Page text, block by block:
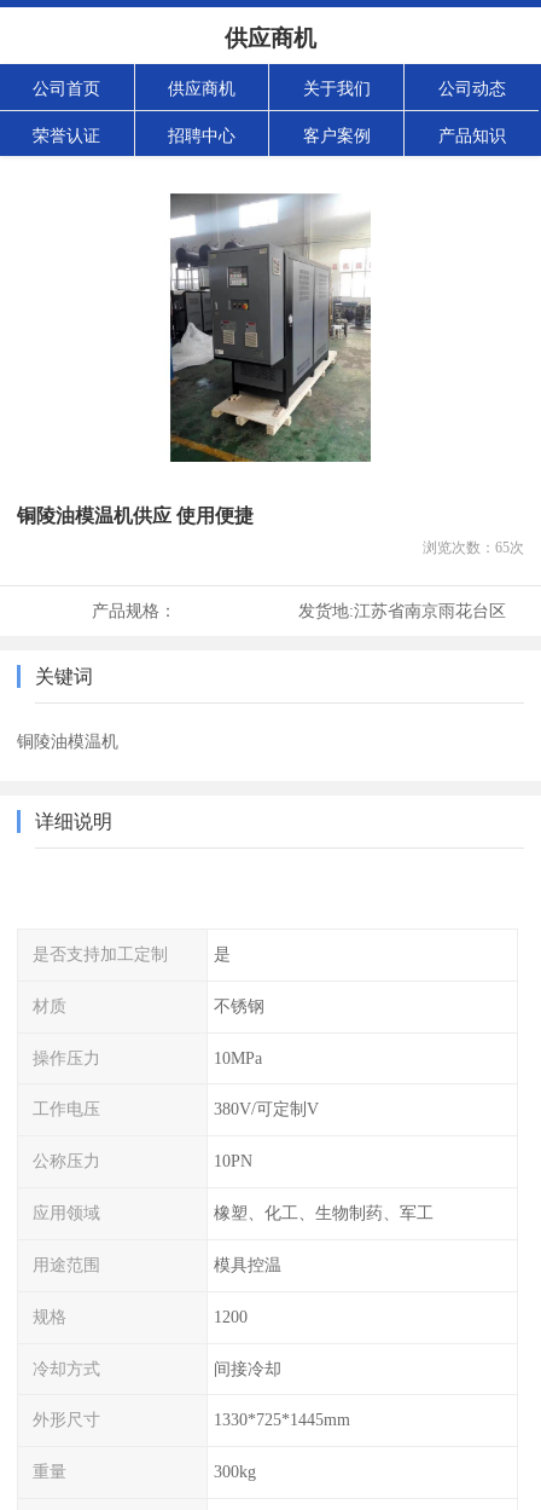
供应商机
公司首页 供应商机 关于我们 公司动态
荣誉认证 招聘中心 客户案例 产品知识
铜陵油模温机供应 使用便捷
浏览次数： 65次
产品规格： 发货地:江苏省南京雨花台区
关键词
铜陵油模温机
详细说明
是否支持加工定制 是
材质 不锈钢
操作压力 10MPa
工作电压 380V/可定制V
公称压力 10PN
应用领域 橡塑、化工、生物制药、军工
用途范围 模具控温
规格 1200
冷却方式 间接冷却
外形尺寸 1330*725*1445mm
重量 300kg